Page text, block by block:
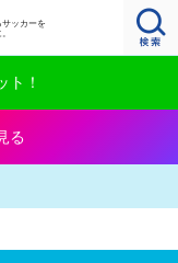
サッカーを
ト！
る